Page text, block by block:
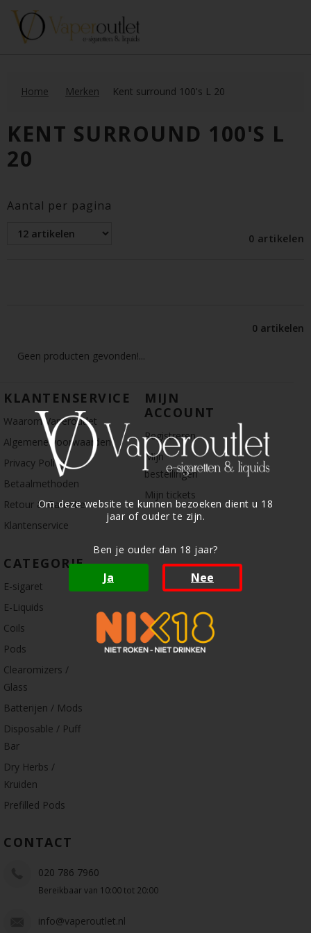
Om deze website te kunnen bezoeken dient u 18
jaar of ouder te zijn.
Ben je ouder dan 18 jaar?
Ja Nee
Home Merken Kent surround 100's L 20
KENT SURROUND 100'S L
20
Aantal per pagina
0 artikelen
0 artikelen
Geen producten gevonden!...
KLANTENSERVICE
Waarom Vaperoutlet
Algemene voorwaarden
Privacy Policy
Betaalmethoden
Retour & Garantie
Klantenservice
MIJN
ACCOUNT
Registreren
Mijn
bestellingen
Mijn tickets
CATEGORIE
E-sigaret
E-Liquids
Coils
Pods
Clearomizers /
Glass
Batterijen / Mods
Disposable / Puff
Bar
Dry Herbs /
Kruiden
Prefilled Pods
CONTACT
020 786 7960
Bereikbaar van 10:00 tot 20:00
info@vaperoutlet.nl